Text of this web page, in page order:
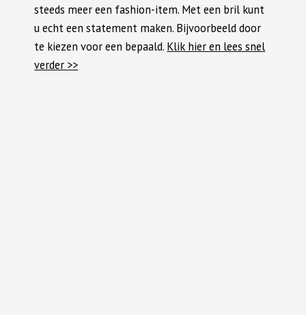
steeds meer een fashion-item. Met een bril kunt
u echt een statement maken. Bijvoorbeeld door
te kiezen voor een bepaald. Klik hier en lees snel
verder >>